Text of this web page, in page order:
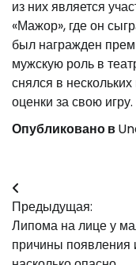
из них является
«Мажор», где он
был награжден
мужскую роль в
снялся в
оценки за свою игру.
Опубликовано в
Навигация
по
записям
Предыдущая:
Липома на лице у
причины появления